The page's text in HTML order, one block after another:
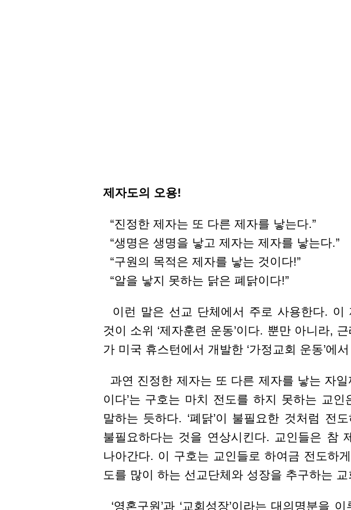
제자도의 오용!
“진정한 제자는 또 다른 제자를 낳는다.”
“생명은 생명을 낳고 제자는 제자를 낳는다.”
“구원의 목적은 제자를 낳는 것이다!”
“알을 낳지 못하는 닭은 폐닭이다!”
이런 말은 선교 단체에서 주로 사용한다. 이
것이 소위 ‘제자훈련 운동’이다. 뿐만 아니라,
가 미국 휴스턴에서 개발한 ‘가정교회 운동’에
과연 진정한 제자는 또 다른 제자를 낳는 자
이다’는 구호는 마치 전도를 하지 못하는 교
말하는 듯하다. ‘폐닭’이 불필요한 것처럼 전
불필요하다는 것을 연상시킨다. 교인들은 참
나아간다. 이 구호는 교인들로 하여금 전도하
도를 많이 하는 선교단체와 성장을 추구하는
‘영혼구원’과 ‘교회성장’이라는 대의명분을